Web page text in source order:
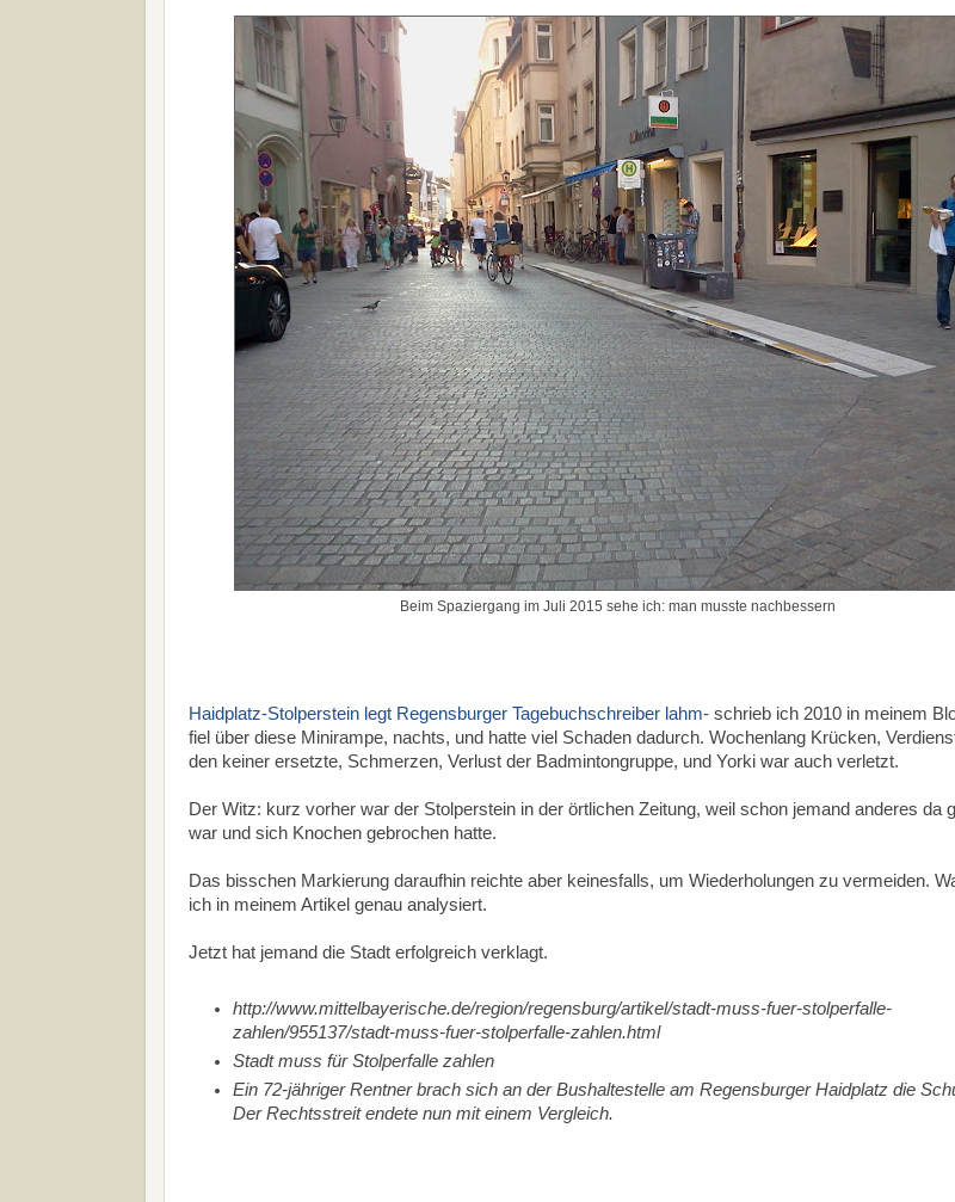
Beim Spaziergang im Juli 2015 sehe ich: man musste nachbessern
Haidplatz-Stolperstein legt Regensburger Tagebuchschreiber lahm- schrieb ich 2010 in meinem
fiel über diese Minirampe, nachts, und hatte viel Schaden dadurch. Wochenlang Krücken,
den keiner ersetzte, Schmerzen, Verlust der Badmintongruppe, und Yorki war auch verletzt.
Der Witz: kurz vorher war der Stolperstein in der örtlichen Zeitung, weil schon jemand anderes da
war und sich Knochen gebrochen hatte.
Das bisschen Markierung daraufhin reichte aber keinesfalls, um Wiederholungen zu vermeiden.
ich in meinem Artikel genau analysiert.
Jetzt hat jemand die Stadt erfolgreich verklagt.
http://www.mittelbayerische.de/region/regensburg/artikel/stadt-muss-fuer-stolperfalle-
zahlen/955137/stadt-muss-fuer-stolperfalle-zahlen.html
Stadt muss für Stolperfalle zahlen
Ein 72-jähriger Rentner brach sich an der Bushaltestelle am Regensburger Haidplatz die
Der Rechtsstreit endete nun mit einem Vergleich.